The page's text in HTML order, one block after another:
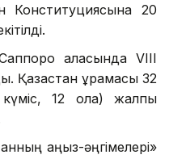
Конституциясына 20
қаласында VІІІ
Қазақстан құрамасы 32
12 қола) жалпы
аңыз-әңгімелері»